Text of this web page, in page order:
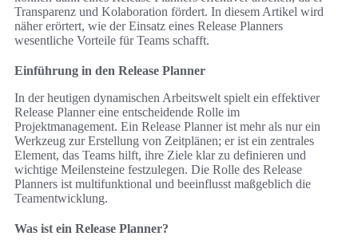
Transparenz und Kolaboration fördert. In diesem Artikel wird
näher erörtert, wie der Einsatz eines Release Planners
wesentliche Vorteile für Teams schafft.
Einführung in den Release Planner
In der heutigen dynamischen Arbeitswelt spielt ein effektiver
Release Planner eine entscheidende Rolle im
Projektmanagement. Ein Release Planner ist mehr als nur ein
Werkzeug zur Erstellung von Zeitplänen; er ist ein zentrales
Element, das Teams hilft, ihre Ziele klar zu definieren und
wichtige Meilensteine festzulegen. Die Rolle des Release
Planners ist multifunktional und beeinflusst maßgeblich die
Teamentwicklung.
Was ist ein Release Planner?